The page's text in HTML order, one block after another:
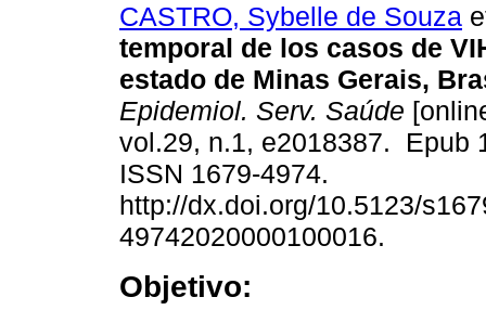
CASTRO, Sybelle de Souza
temporal de los casos de
estado de Minas Gerais,
Epidemiol. Serv. Saúde
vol.29, n.1, e2018387. Epub
ISSN 1679-4974.
http://dx.doi.org/10.5123/
49742020000100016.
Objetivo: